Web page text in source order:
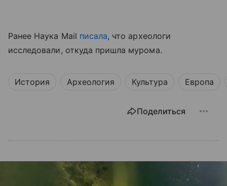
Ранее Наука Mail писала, что археологи
исследовали, откуда пришла мурома.
История Археология Культура Европа
Поделиться